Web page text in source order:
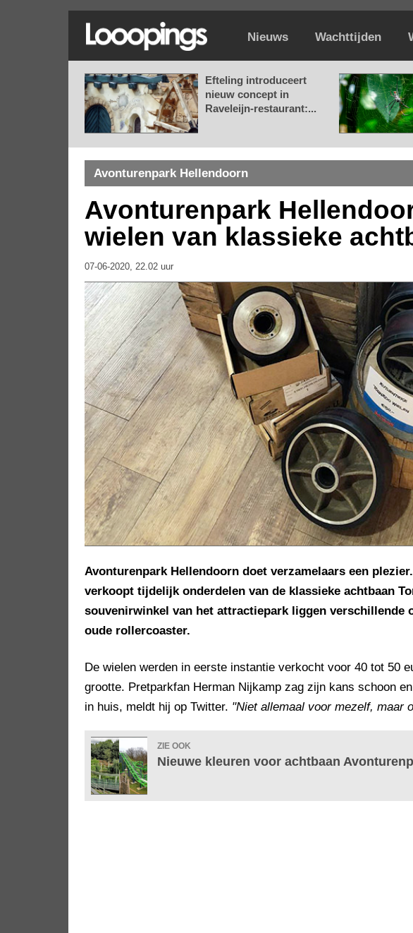
Nieuws Wachttijden
Efteling introduceert
nieuw concept in
Raveleijn-restaurant:...
Avonturenpark Hellendoorn
Avonturenpark
wielen van klassieke
07-06-2020, 22.02 uur
Avonturenpark Hellendoorn doet verzamelaars een
verkoopt tijdelijk onderdelen van de klassieke achtbaan
souvenirwinkel van het attractiepark liggen verschillende
oude rollercoaster.
De wielen werden in eerste instantie verkocht voor 40 tot 50
grootte. Pretparkfan Herman Nijkamp zag zijn kans schoon
in huis, meldt hij op Twitter. "Niet allemaal voor mezelf, maar
ZIE OOK
Nieuwe kleuren voor achtbaan